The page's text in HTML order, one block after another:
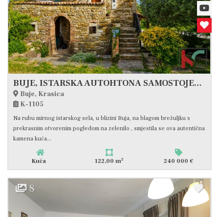
BUJE, ISTARSKA AUTOHTONA SAMOSTOJEĆA KUĆA SA POGLEDOM NA PRIRODU #PRODAJA
Buje, Krasica
K-1105
Na rubu mirnog istarskog sela, u blizini Buja, na blagom brežuljku s
prekrasnim otvorenim pogledom na zelenilo , smjestila se ova autentična
kamena kuća...
Kuća 122,00 m2 240 000 €
8